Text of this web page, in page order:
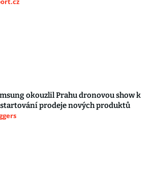
okouzlil Prahu dronovou show k
prodeje nových produktů